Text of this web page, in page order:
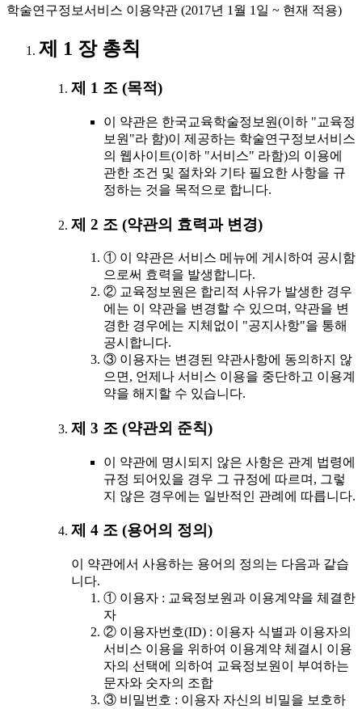
학술연구정보서비스 이용약관 (2017년 1월 1일 ~ 현재 적용)
제 1 장 총칙
제 1 조 (목적)
이 약관은 한국교육학술정보원(이하 "교육정
보원"라 함)이 제공하는 학술연구정보서비스
의 웹사이트(이하 "서비스" 라함)의 이용에
관한 조건 및 절차와 기타 필요한 사항을 규
정하는 것을 목적으로 합니다.
제 2 조 (약관의 효력과 변경)
① 이 약관은 서비스 메뉴에 게시하여 공시함
으로써 효력을 발생합니다.
② 교육정보원은 합리적 사유가 발생한 경우
에는 이 약관을 변경할 수 있으며, 약관을 변
경한 경우에는 지체없이 "공지사항"을 통해
공시합니다.
③ 이용자는 변경된 약관사항에 동의하지 않
으면, 언제나 서비스 이용을 중단하고 이용계
약을 해지할 수 있습니다.
제 3 조 (약관외 준칙)
이 약관에 명시되지 않은 사항은 관계 법령에
규정 되어있을 경우 그 규정에 따르며, 그렇
지 않은 경우에는 일반적인 관례에 따릅니다.
제 4 조 (용어의 정의)
이 약관에서 사용하는 용어의 정의는 다음과 같습
니다.
① 이용자 : 교육정보원과 이용계약을 체결한
자
② 이용자번호(ID) : 이용자 식별과 이용자의
서비스 이용을 위하여 이용계약 체결시 이용
자의 선택에 의하여 교육정보원이 부여하는
문자와 숫자의 조합
③ 비밀번호 : 이용자 자신의 비밀을 보호하